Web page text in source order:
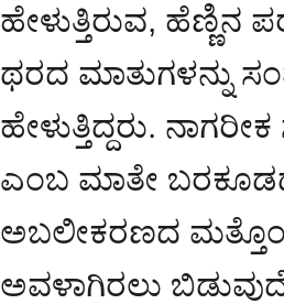
ಹೇಳುತ್ತಿರುವ, ಹೆಣ್ಣಿನ
ಥರದ ಮಾತುಗಳನ್ನು
ಹೇಳುತ್ತಿದ್ದರು.
ಎಂಬ ಮಾತೇ
ಅಬಲೀಕರಣದ
ಅವಳಾಗಿರಲು